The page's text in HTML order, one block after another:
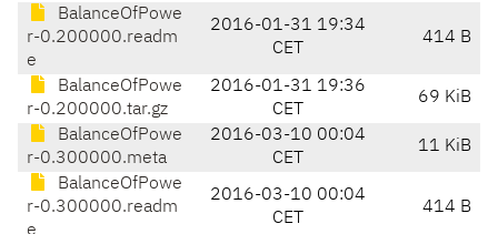
BalanceOfPowe
r-0.200000.readm
e
2016-01-31 19:34
CET
414 B
BalanceOfPowe
r-0.200000.tar.gz
2016-01-31 19:36
CET
69 KiB
BalanceOfPowe
r-0.300000.meta
2016-03-10 00:04
CET
11 KiB
BalanceOfPowe
r-0.300000.readm
2016-03-10 00:04
CET
414 B